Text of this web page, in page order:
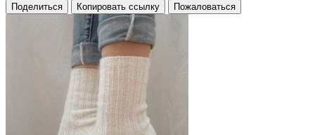
Поделиться Копировать ссылку Пожаловаться